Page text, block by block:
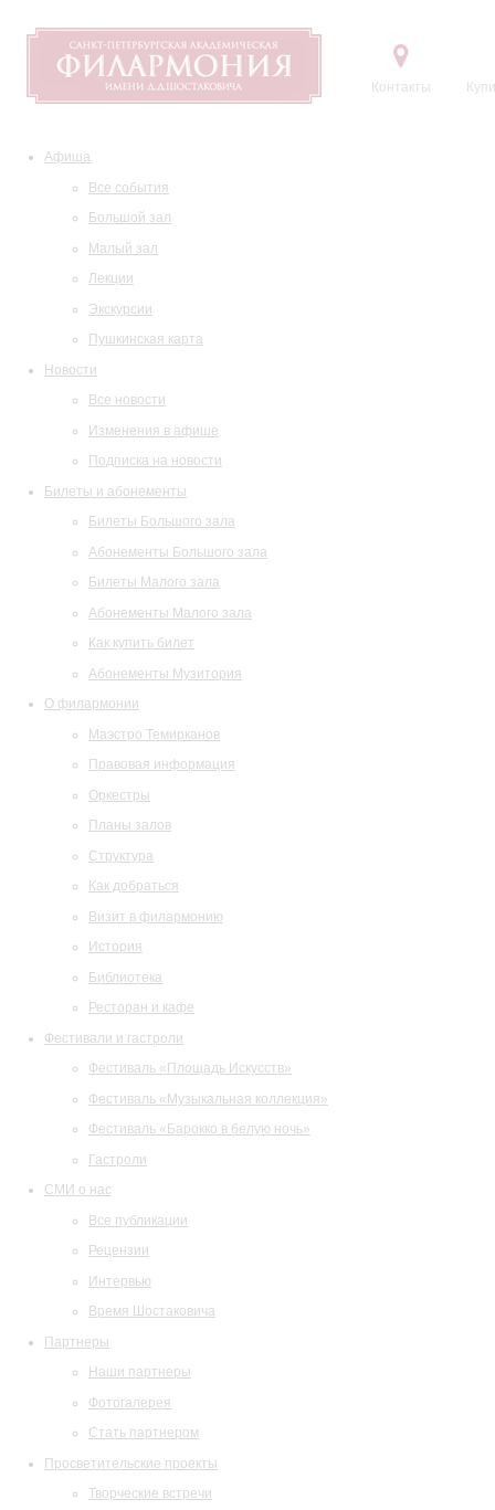
Контакты
Афиша
Все события
Большой зал
Малый зал
Лекции
Экскурсии
Пушкинская карта
Новости
Все новости
Изменения в афише
Подписка на новости
Билеты и абонементы
Билеты Большого зала
Абонементы Большого зала
Билеты Малого зала
Абонементы Малого зала
Как купить билет
Абонементы Музитория
О филармонии
Маэстро Темирканов
Правовая информация
Оркестры
Планы залов
Структура
Как добраться
Визит в филармонию
История
Библиотека
Ресторан и кафе
Фестивали и гастроли
Фестиваль «Площадь Искусств»
Фестиваль «Музыкальная коллекция»
Фестиваль «Барокко в белую ночь»
Гастроли
СМИ о нас
Все публикации
Рецензии
Интервью
Время Шостаковича
Партнеры
Наши партнеры
Фотогалерея
Стать партнером
Просветительские проекты
Творческие встречи